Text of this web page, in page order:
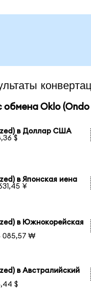
обмена Oklo (Ondo
в Доллар США
$
в Японская иена
¥
в Южнокорейская
085,57 ₩
в Австралийский
$